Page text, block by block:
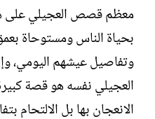
معظم قصص العجيلي على
بحياة الناس ومستوحاة
وتفاصيل عيشهم اليومي،
العجيلي نفسه هو قصة
الانعجان بها بل الالتحام